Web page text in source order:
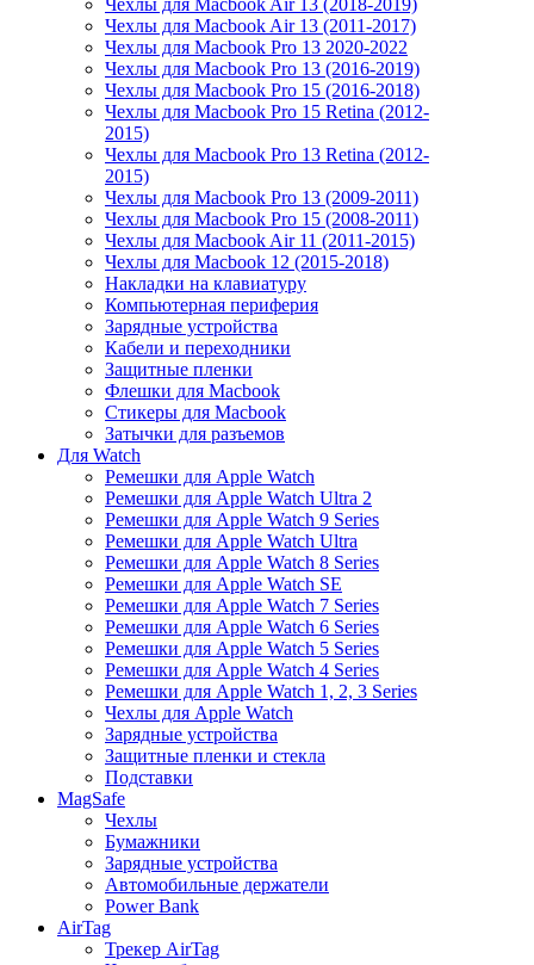
Чехлы для Macbook Air 13 (2018-2019)
Чехлы для Macbook Air 13 (2011-2017)
Чехлы для Macbook Pro 13 2020-2022
Чехлы для Macbook Pro 13 (2016-2019)
Чехлы для Macbook Pro 15 (2016-2018)
Чехлы для Macbook Pro 15 Retina (2012-
2015)
Чехлы для Macbook Pro 13 Retina (2012-
2015)
Чехлы для Macbook Pro 13 (2009-2011)
Чехлы для Macbook Pro 15 (2008-2011)
Чехлы для Macbook Air 11 (2011-2015)
Чехлы для Macbook 12 (2015-2018)
Накладки на клавиатуру
Компьютерная периферия
Зарядные устройства
Кабели и переходники
Защитные пленки
Флешки для Macbook
Стикеры для Macbook
Затычки для разъемов
Для Watch
Ремешки для Apple Watch
Ремешки для Apple Watch Ultra 2
Ремешки для Apple Watch 9 Series
Ремешки для Apple Watch Ultra
Ремешки для Apple Watch 8 Series
Ремешки для Apple Watch SE
Ремешки для Apple Watch 7 Series
Ремешки для Apple Watch 6 Series
Ремешки для Apple Watch 5 Series
Ремешки для Apple Watch 4 Series
Ремешки для Apple Watch 1, 2, 3 Series
Чехлы для Apple Watch
Зарядные устройства
Защитные пленки и стекла
Подставки
MagSafe
Чехлы
Бумажники
Зарядные устройства
Автомобильные держатели
Power Bank
AirTag
Трекер AirTag